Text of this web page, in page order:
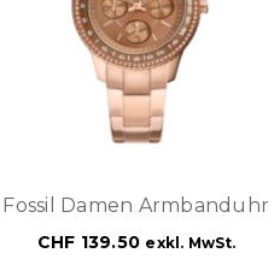
Fossil Damen Armbanduhr
CHF 139.50 exkl. MwSt.